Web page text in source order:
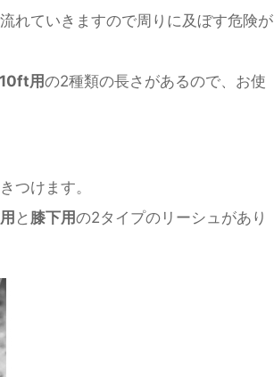
れていきますので周りに及ぼす危険が
用の2種類の長さがあるので、お使
つけます。
と 膝下用の2タイプのリーシュがあり